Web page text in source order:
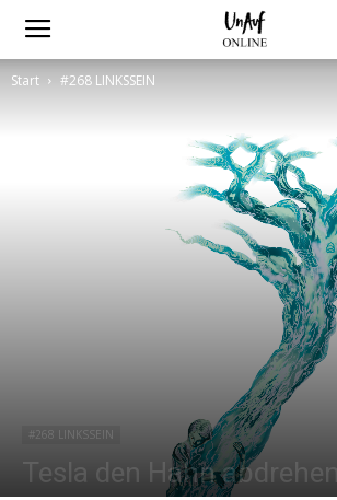
Start #268 LINKSSEIN
#268 LINKSSEIN
Tesla den Hahn abdrehen